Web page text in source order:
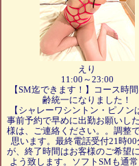
えり
11:00～23:00
【SM迄できます！】コース時
齢統一になりました！
【シャレーワシントン・ピノン
事前予約で早めに出勤お願いし
様は、ご連絡ください。。調整
思います。最終電話受付21時00
が、終了時間はお客様のご希望
よう致します。ソフトSMも通